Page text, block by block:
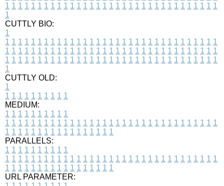
1 1 1 1 1 1 1 1 1 1 1 1 1 1 1 1 1 1 1 1 1 1 1 1 1 1 1 1 1 1 1 1 1
1
CUTTLY BIO:
1
1 1 1 1 1 1 1 1 1 1 1 1 1 1 1 1 1 1 1 1 1 1 1 1 1 1 1 1 1 1 1 1 1
1 1 1 1 1 1 1 1 1 1 1 1 1 1 1 1 1 1 1 1 1 1 1 1 1 1 1 1 1 1 1 1 1
1 1 1 1 1 1 1 1 1 1 1 1 1 1 1 1 1 1 1 1 1 1 1 1 1 1 1 1 1 1 1 1 1
1
CUTTLY OLD:
1
1 1 1 1 1 1 1 1 1 1
MEDIUM:
1 1 1 1 1 1 1 1 1 1
1 1 1 1 1 1 1 1 1 1 1 1 1 1 1 1 1 1 1 1 1 1 1 1 1 1 1 1 1 1 1 1 1
1 1 1 1 1 1 1 1 1 1 1 1 1 1 1 1 1
PARALLELS:
1 1 1 1 1 1 1 1 1 1
1 1 1 1 1 1 1 1 1 1 1 1 1 1 1 1 1 1 1 1 1 1 1 1 1 1 1 1 1 1 1 1 1
1 1 1 1 1 1 1 1 1 1 1 1 1 1 1 1 1
URL PARAMETER: